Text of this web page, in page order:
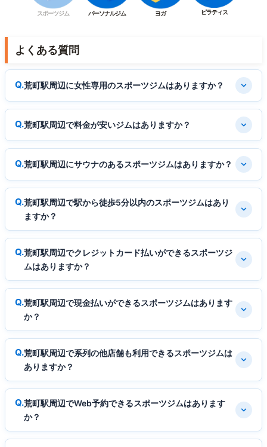
スポーツジム パーソナルジム ヨガ ピラティス
よくある質問
荒町駅周辺に女性専用のスポーツジムはありますか？
荒町駅周辺で料金が安いジムはありますか？
荒町駅周辺にサウナのあるスポーツジムはありますか？
荒町駅周辺で駅から徒歩5分以内のスポーツジムはあり
ますか？
荒町駅周辺でクレジットカード払いができるスポーツジ
ムはありますか？
荒町駅周辺で現金払いができるスポーツジムはあります
か？
荒町駅周辺で系列の他店舗も利用できるスポーツジムは
ありますか？
荒町駅周辺でWeb予約できるスポーツジムはあります
か？